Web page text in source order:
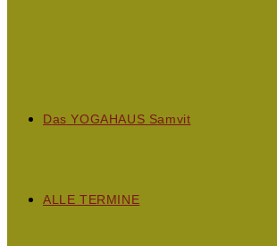
Das YOGAHAUS Samvit
ALLE TERMINE